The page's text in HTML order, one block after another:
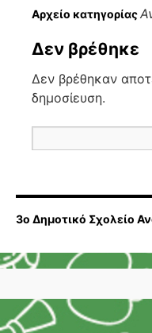
Αρχείο κατηγορίας
Δεν βρέθηκε
Δεν βρέθηκαν
δημοσίευση.
για:
3ο Δημοτικό Σχολείο